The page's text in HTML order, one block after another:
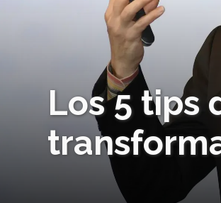
Los 5 tips